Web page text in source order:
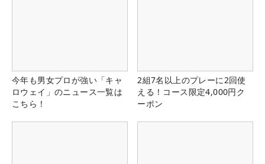
今年も男女プロが強い「キャ
ロウェイ」のニュース一覧は
こちら！
2組7名以上のプレーに2回使
える！コース限定4,000円ク
ーポン